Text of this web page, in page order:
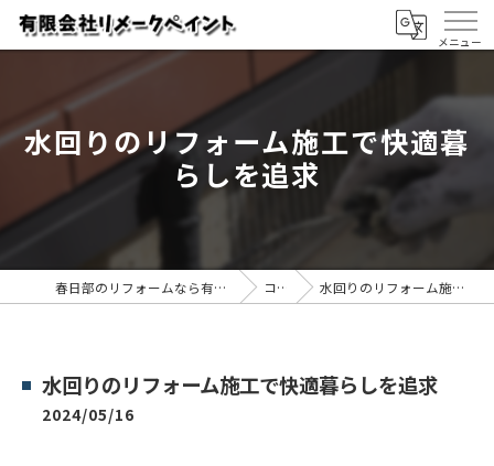
水回りのリフォーム施工で快適暮
らしを追求
春日部のリフォームなら有限会社リメークペイント コラム 水回りのリフォーム施工で快適暮らしを追求
水回りのリフォーム施工で快適暮らしを追求
2024/05/16